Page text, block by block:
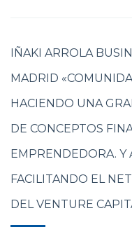
IÑAKI ARROLA
MADRID
HACIENDO UNA
DE CONCEPTOS
EMPRENDEDORA. Y
FACILITANDO EL
DEL VENTURE